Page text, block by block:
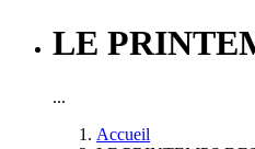
LE
...
Accueil